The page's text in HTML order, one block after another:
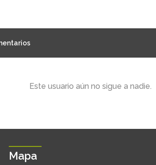
Este usuario aún no sigue a nadie.
Mapa